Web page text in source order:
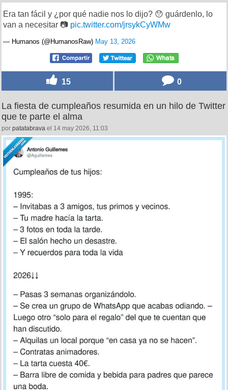
Era tan fácil y ¿por qué nadie nos lo dijo? 😯 guárdenlo, lo
van a necesitar 📷 pic.twitter.com/jrsykCyWMw
— Humanos (@HumanosRaw) May 13, 2026
15 0
La fiesta de cumpleaños resumida en un hilo de Twitter
que te parte el alma
por patatabrava el 14 may 2026, 11:03